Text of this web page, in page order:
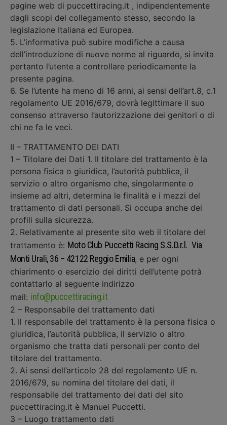
pagine web di puccettiracing.it , indipendentemente
dagli scopi del collegamento stesso, secondo la
legislazione Italiana ed Europea.
5. L’informativa può subire modifiche a causa
dell’introduzione di nuove norme al riguardo, si invita
pertanto l’utente a controllare periodicamente la
presente pagina.
6. Se l’utente ha meno di 16 anni, ai sensi dell’art.8, c.1
regolamento UE 2016/679, dovrà legittimare il suo
consenso attraverso l’autorizzazione dei genitori o di
chi ne fa le veci.
II – TRATTAMENTO DEI DATI
1 – Titolare dei Dati 1. Il titolare del trattamento è la
persona fisica o giuridica, l’autorità pubblica, il
servizio o altro organismo che, singolarmente o
insieme ad altri, determina le finalità e i mezzi del
trattamento di dati personali. Si occupa anche dei
profili sulla sicurezza.
2. Relativamente al presente sito web il titolare del
trattamento è: Moto Club Puccetti Racing S.S.D.r.l. Via
Monti Urali, 36 – 42122 Reggio Emilia, e per ogni
chiarimento o esercizio dei diritti dell’utente potrà
contattarlo al seguente indirizzo
mail: info@puccettiracing.it
2 – Responsabile del trattamento dati
1. Il responsabile del trattamento è la persona fisica o
giuridica, l’autorità pubblica, il servizio o altro
organismo che tratta dati personali per conto del
titolare del trattamento.
2. Ai sensi dell’articolo 28 del regolamento UE n.
2016/679, su nomina del titolare del dati, il
responsabile del trattamento dei dati del sito
puccettiracing.it è Manuel Puccetti.
3 – Luogo trattamento dati